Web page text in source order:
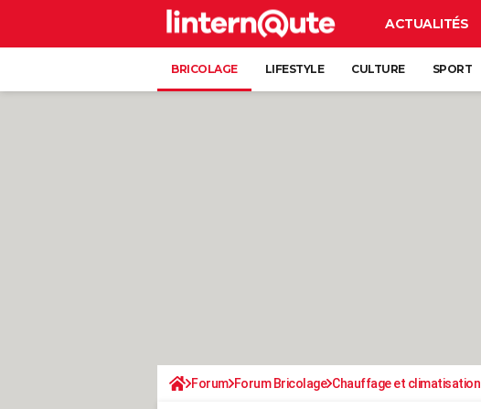
ACTUALITÉS
BRICOLAGE LIFESTYLE CULTURE SPORT
Forum Forum Bricolage Chauffage et climatisation